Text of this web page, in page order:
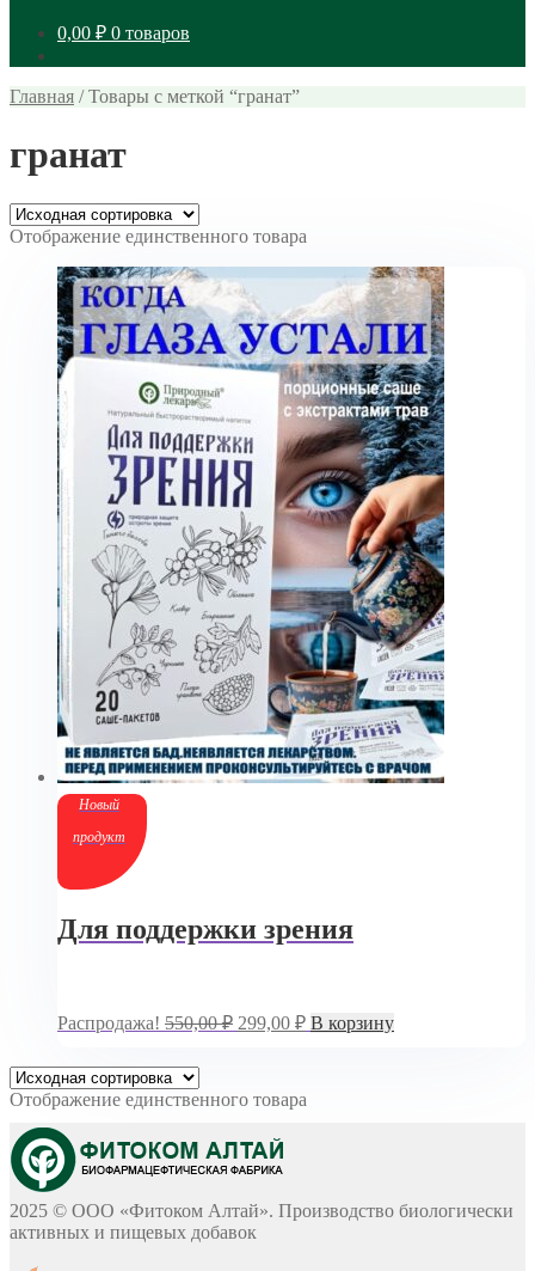
0,00 ₽ 0 товаров
Главная /Товары с меткой “гранат”
гранат
Отображение единственного товара
Новый
продукт
Для поддержки зрения
Распродажа! 550,00₽ Первоначальная
299,00 ₽Текущая
цена:
В корзину
Отображение единственного товара
2025 © ООО «Фитоком Алтай». Производство биологически
активных и пищевых добавок